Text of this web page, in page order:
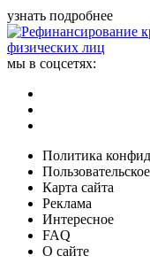
узнать подробнее
мы в соцсетях:
Политика
Карта сайта
Реклама
Интересное
FAQ
О сайте